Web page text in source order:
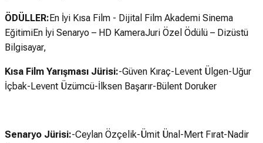
ÖDÜLLER:En İyi Kısa Film - Dijital Film Akademi Sinema
EğitimiEn İyi Senaryo – HD KameraJuri Özel Ödülü – Dizüstü
Bilgisayar,
Kısa Film Yarışması Jürisi:-Güven Kıraç-Levent Ülgen-Uğur
İçbak-Levent Üzümcü-İlksen Başarır-Bülent Doruker
Senaryo Jürisi:-Ceylan Özçelik-Ümit Ünal-Mert Fırat-Nadir